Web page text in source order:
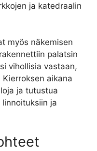
ja katedraalin
myös näkemisen
palatsin
vihollisia vastaan,
aikana
ja tutustua
ja